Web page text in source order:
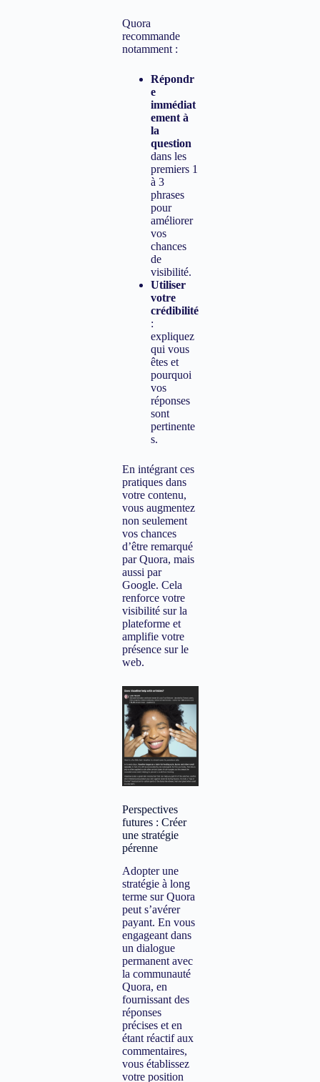
Quora
recommande
notamment :
Répondr
e
immédiat
ement à
la
question
dans les
premiers 1
à 3
phrases
pour
améliorer
vos
chances
de
visibilité.
Utiliser
votre
crédibilité
:
expliquez
qui vous
êtes et
pourquoi
vos
réponses
sont
pertinente
s.
En intégrant ces
pratiques dans
votre contenu,
vous augmentez
non seulement
vos chances
d’être remarqué
par Quora, mais
aussi par
Google. Cela
renforce votre
visibilité sur la
plateforme et
amplifie votre
présence sur le
web.
Perspectives
futures : Créer
une stratégie
pérenne
Adopter une
stratégie à long
terme sur Quora
peut s’avérer
payant. En vous
engageant dans
un dialogue
permanent avec
la communauté
Quora, en
fournissant des
réponses
précises et en
étant réactif aux
commentaires,
vous établissez
votre position